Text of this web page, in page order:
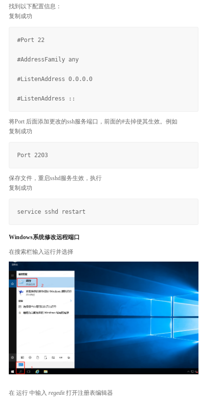
找到以下配置信息：
复制成功
#Port 22
#AddressFamily any
#ListenAddress 0.0.0.0
将Port 后面添加更改的ssh服务端口，前面的#去掉使其生效。例如
复制成功
保存文件，重启sshd服务生效，执行
复制成功
Windows系统修改远程端口
在搜索栏输入运行并选择
在 运行 中输入 regedit打开注册表编辑器